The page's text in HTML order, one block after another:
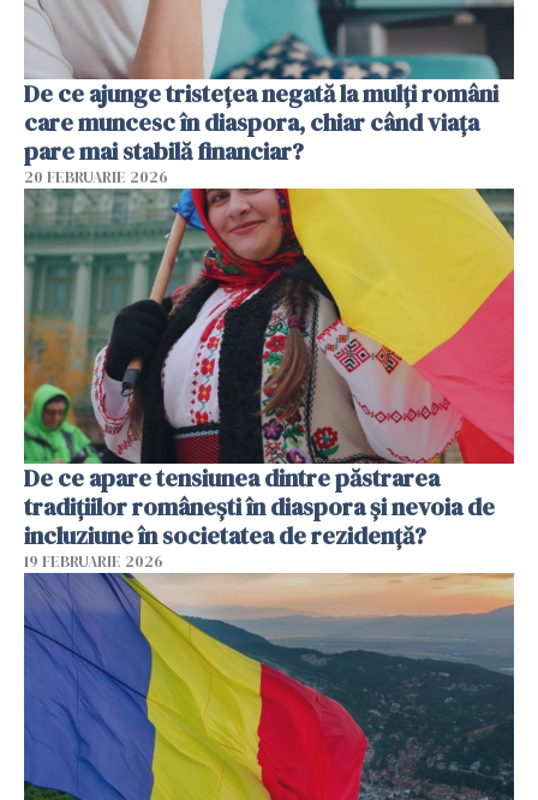
De ce ajunge tristețea negată la mulți români
care muncesc în diaspora, chiar când viața
pare mai stabilă financiar?
20 FEBRUARIE 2026
De ce apare tensiunea dintre păstrarea
tradițiilor românești în diaspora și nevoia de
incluziune în societatea de rezidență?
19 FEBRUARIE 2026